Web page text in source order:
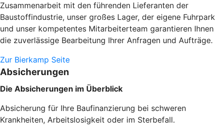
Zusammenarbeit mit den führenden Lieferanten der
Baustoffindustrie, unser großes Lager, der eigene Fuhrpark
und unser kompetentes Mitarbeiterteam garantieren Ihnen
die zuverlässige Bearbeitung Ihrer Anfragen und Aufträge.
Zur Bierkamp Seite
Absicherungen
Die Absicherungen im Überblick
Absicherung für Ihre Baufinanzierung bei schweren
Krankheiten, Arbeitslosigkeit oder im Sterbefall.